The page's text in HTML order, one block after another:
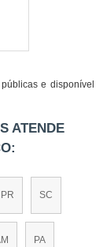
e disponível
ATENDE
PR SC
PA